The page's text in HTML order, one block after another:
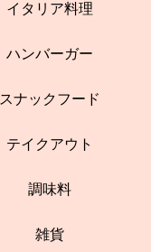
イタリア料理
ハンバーガー
スナックフード
テイクアウト
調味料
雑貨